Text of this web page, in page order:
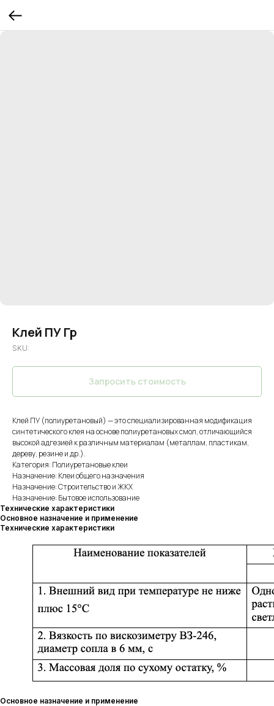
Клей ПУ Гр
SKU:
Запросить стоимость
Клей ПУ (полиуретановый) — это специализированная модификация
синтетического клея на основе полиуретановых смол, отличающийся
высокой адгезией к различным материалам (металлам, пластикам,
дереву, резине и др.).
Категория: Полиуретановые клеи
Назначение: Клеи общего назначения
Назначение: Строительство и ЖКХ
Назначение: Бытовое использование
Технические характеристики
Основное назначение и применение
Технические характеристики
Основное назначение и применение